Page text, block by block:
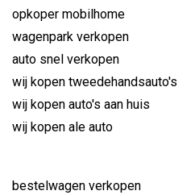
opkoper mobilhome
wagenpark verkopen
auto snel verkopen
wij kopen tweedehandsauto's
wij kopen auto's aan huis
wij kopen ale auto
bestelwagen verkopen